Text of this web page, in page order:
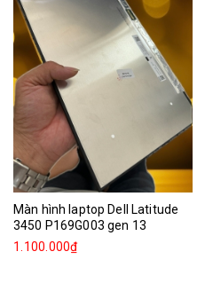
Màn hình laptop Dell Latitude
3450 P169G003 gen 13
1.100.000₫